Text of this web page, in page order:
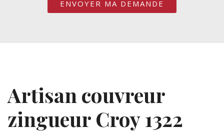
Artisan couvreur
zingueur Croy 1322